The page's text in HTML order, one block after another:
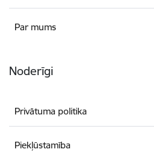
Par mums
Noderīgi
Privātuma politika
Piekļūstamība